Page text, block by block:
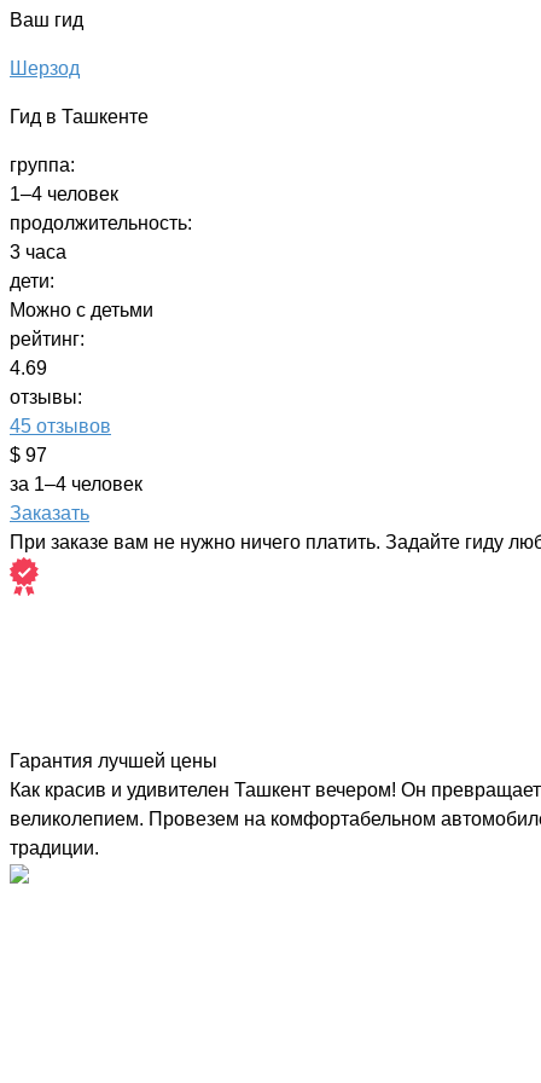
Ваш гид
Шерзод
Гид в Ташкенте
группа:
1–4 человек
продолжительность:
3 часа
дети:
Можно с детьми
рейтинг:
4.69
отзывы:
45 отзывов
$ 97
за 1–4 человек
Заказать
При заказе вам не нужно ничего платить. Задайте гиду
Гарантия лучшей цены
Как красив и удивителен Ташкент вечером! Он
великолепием. Провезем на комфортабельном
традиции.